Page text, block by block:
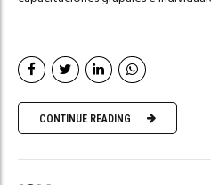
CONTINUE READING